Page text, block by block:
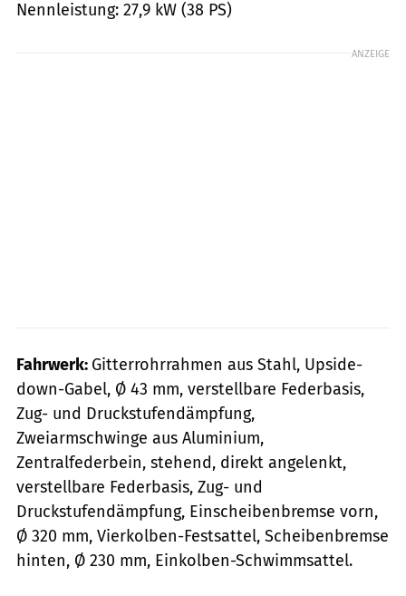
Nennleistung: 27,9 kW (38 PS)
ANZEIGE
Fahrwerk: Gitterrohrrahmen aus Stahl, Upside-
down-Gabel, Ø 43 mm, verstellbare Federbasis,
Zug- und Druckstufendämpfung,
Zweiarmschwinge aus Aluminium,
Zentralfederbein, stehend, direkt angelenkt,
verstellbare Federbasis, Zug- und
Druckstufendämpfung, Einscheibenbremse vorn,
Ø 320 mm, Vierkolben-Festsattel, Scheibenbremse
hinten, Ø 230 mm, Einkolben-Schwimmsattel.